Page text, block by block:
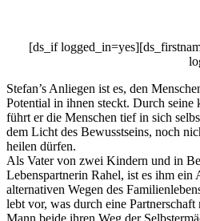
[ds_if
Stefan’s Anliegen ist es, den
Potential in ihnen steckt. Durch seine
führt er die Menschen tief in sich
dem Licht des Bewusstseins, noch
heilen dürfen.
Als Vater von zwei Kindern und in
Lebenspartnerin Rahel, ist es ihm ein
alternativen Wegen des
lebt vor, was durch eine
Mann beide ihren Weg der